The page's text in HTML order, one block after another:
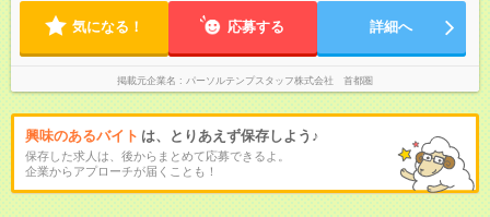
気になる！ 応募する 詳細へ
掲載元企業名 パーソルテンプスタッフ株式会社 首都圏
興味のあるバイト は、とりあえず保存しよう♪
保存した求人は、後からまとめて応募できるよ。
企業からアプローチが届くことも！